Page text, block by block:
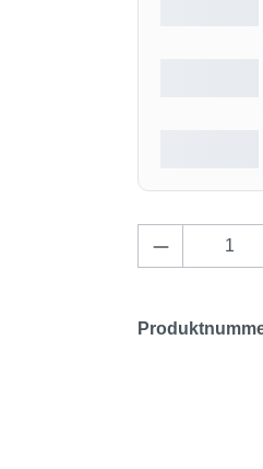
Produkt